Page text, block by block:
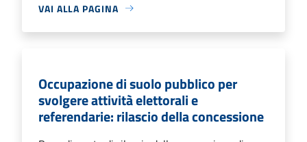
VAI ALLA PAGINA
Occupazione di suolo pubblico per
svolgere attività elettorali e
referendarie: rilascio della concessione